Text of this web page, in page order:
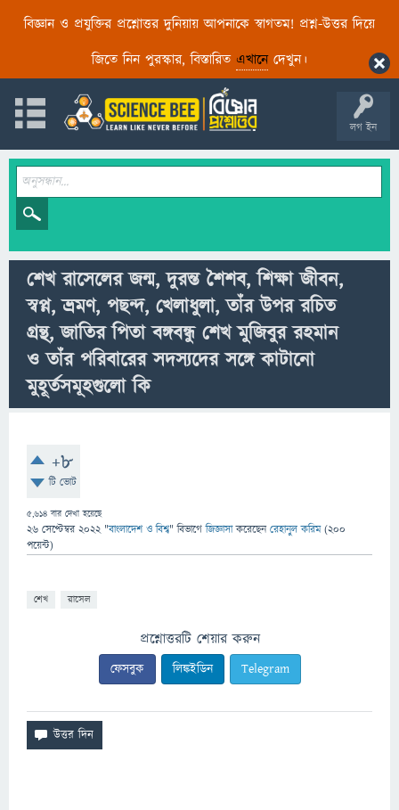
বিজ্ঞান ও প্রযুক্তির প্রশ্নোত্তর দুনিয়ায় আপনাকে স্বাগতম! প্রশ্ন-উত্তর দিয়ে
জিতে নিন পুরস্কার, বিস্তারিত এখানেদেখুন।
লগ ইন
শেখ রাসেলের জন্ম, দুরন্ত শৈশব, শিক্ষা জীবন,
স্বপ্ন, ভ্রমণ, পছন্দ, খেলাধুলা, তাঁর উপর রচিত
গ্রন্থ, জাতির পিতা বঙ্গবন্ধু শেখ মুজিবুর রহমান
ও তাঁর পরিবারের সদস্যদের সঙ্গে কাটানো
মুহূর্তসমূহগুলো কি
+8
টি ভোট
5,614 বার দেখা হয়েছে
26 সেপ্টেম্বর 2022 "বাংলাদেশ ও বিশ্ব" বিভাগে জিজ্ঞাসাকরেছেনরেহানুল করিম (200
পয়েন্ট)
শেখ রাসেল
প্রশ্নোত্তরটি শেয়ার করুন
ফেসবুক লিঙ্কইডিন Telegram